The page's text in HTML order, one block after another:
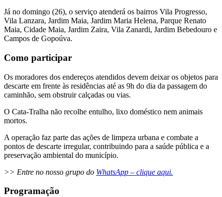
Já no domingo (26), o serviço atenderá os bairros Vila Progresso,
Vila Lanzara, Jardim Maia, Jardim Maria Helena, Parque Renato
Maia, Cidade Maia, Jardim Zaira, Vila Zanardi, Jardim Bebedouro e
Campos de Gopoúva.
Como participar
Os moradores dos endereços atendidos devem deixar os objetos para
descarte em frente às residências até as 9h do dia da passagem do
caminhão, sem obstruir calçadas ou vias.
O Cata-Tralha não recolhe entulho, lixo doméstico nem animais
mortos.
A operação faz parte das ações de limpeza urbana e combate a
pontos de descarte irregular, contribuindo para a saúde pública e a
preservação ambiental do município.
>> Entre no nosso grupo do WhatsApp – clique aqui.
Programação